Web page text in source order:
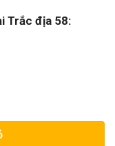
Trắc địa 58: